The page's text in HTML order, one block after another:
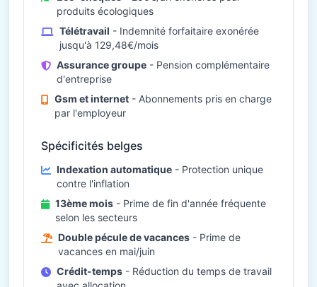
produits écologiques
Télétravail - Indemnité forfaitaire exonérée
jusqu'à 129,48€/mois
Assurance groupe - Pension complémentaire
d'entreprise
Gsm et internet - Abonnements pris en charge
par l'employeur
Spécificités belges
Indexation automatique - Protection unique
contre l'inflation
13ème mois - Prime de fin d'année fréquente
selon les secteurs
Double pécule de vacances - Prime de
vacances en mai/juin
Crédit-temps - Réduction du temps de travail